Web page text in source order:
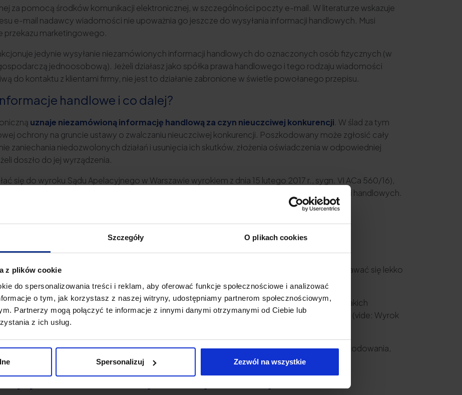
Szczegóły O plikach cookies
z plików cookie
do spersonalizowania treści i reklam, aby oferować funkcje społecznościowe i analizować
o tym, jak korzystasz z naszej witryny, udostępniamy partnerom społecznościowym,
Partnerzy mogą połączyć te informacje z innymi danymi otrzymanymi od Ciebie lub
z ich usług.
Spersonalizuj Zezwól na wszystkie
za pomocą środków komunikacji elektronicznej, w szczególności poczty e-mail. W literaturze wskazuje
e-mail nadawcy wiadomości nie upoważnia go jeszcze do wysyłania informacji handlowych. Musi
przekazu marketingowego.
jedynie wysyłanie niezamówionych informacji handlowych do oznaczonych osób fizycznych (w
jednoosobową). Jeżeli działasz jako spółka prawa handlowego i tego rodzaju wiadomości
do kontaktu z klientami firmy, nie jest to działanie zabronione w świetle powołanego przepisu.
handlowe i co dalej?
uznaje niezamówioną informację handlową za czyn nieuczciwej konkurencji. W ślad za tym
ochrony na gruncie ustawy o zwalczaniu nieuczciwej konkurencji. Poszkodowany może zgłosić cały
zaniechania niedozwolonych działań i usunięcia ich skutków, złożenia oświadczenia w odpowiedniej
doszło do jej wyrządzenia.
się do wyroku Sądu Apelacyjnego w Warszawie wyrokiem z dnia 15 lutego 2017 r., sygn. VI ACa 560/16),
zawarcia umowy pożyczki z konsumentem od wyrażenia zgody na otrzymywanie informacji handlowych.
zbiorowych interesów konsumentów.
osobowych – jak nie stać się ofiarą oszusta?
może prowadzić do naruszenia dóbr osobistych?
o zwalczaniu nieuczciwej konkurencji w związku z otrzymywanym spamem może wydawać się lekko
jedyny sposób.
się też, że w określonych sytuacjach można mówić o naruszeniu dóbr osobistych. O jakich
o otrzymywanie dużych ilości spamu, kiedy ich usuwanie staje się uciążliwe i czasochłonne (vide: Wyrok
24 stycznia 2019 r. sygn. akt. I C 3136/17).
żądania na gruncie at. 23 i 24 kodeksu cywilnego m.in. zadośćuczynienia lub odszkodowania,
niezamówionej informacji handlowej